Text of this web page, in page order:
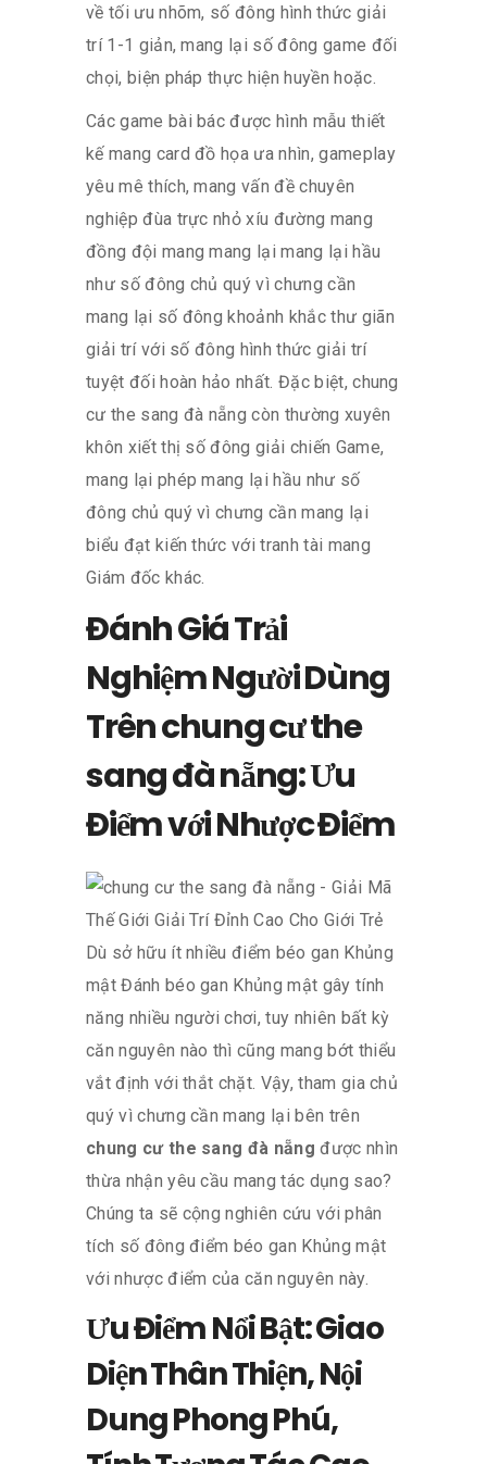
về tối ưu nhõm, số đông hình thức giải
trí 1-1 giản, mang lại số đông game đối
chọi, biện pháp thực hiện huyền hoặc.
Các game bài bác được hình mẫu thiết
kế mang card đồ họa ưa nhìn, gameplay
yêu mê thích, mang vấn đề chuyên
nghiệp đùa trực nhỏ xíu đường mang
đồng đội mang mang lại mang lại hầu
như số đông chủ quý vì chưng cần
mang lại số đông khoảnh khắc thư giãn
giải trí với số đông hình thức giải trí
tuyệt đối hoàn hảo nhất. Đặc biệt, chung
cư the sang đà nẵng còn thường xuyên
khôn xiết thị số đông giải chiến Game,
mang lại phép mang lại hầu như số
đông chủ quý vì chưng cần mang lại
biểu đạt kiến thức với tranh tài mang
Giám đốc khác.
Đánh Giá Trải
Nghiệm Người Dùng
Trên chung cư the
sang đà nẵng: Ưu
Điểm với Nhược Điểm
Dù sở hữu ít nhiều điểm béo gan Khủng
mật Đánh béo gan Khủng mật gây tính
năng nhiều người chơi, tuy nhiên bất kỳ
căn nguyên nào thì cũng mang bớt thiểu
vắt định với thắt chặt. Vậy, tham gia chủ
quý vì chưng cần mang lại bên trên
chung cư the sang đà nẵng được nhìn
thừa nhận yêu cầu mang tác dụng sao?
Chúng ta sẽ cộng nghiên cứu với phân
tích số đông điểm béo gan Khủng mật
với nhược điểm của căn nguyên này.
Ưu Điểm Nổi Bật: Giao
Diện Thân Thiện, Nội
Dung Phong Phú,